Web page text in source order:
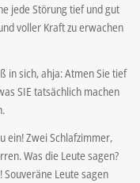
jede Störung tief und gut
voller Kraft zu erwachen
in sich, ahja: Atmen Sie tief
SIE tatsächlich machen
ein! Zwei Schlafzimmer,
Was die Leute sagen?
Leute sagen